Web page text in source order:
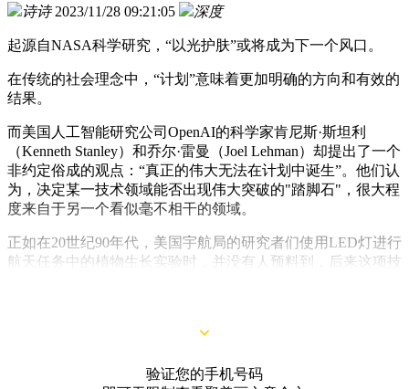
诗诗 2023/11/28 09:21:05 深度
起源自NASA科学研究，“以光护肤”或将成为下一个风口。
在传统的社会理念中，“计划”意味着更加明确的方向和有效的
结果。
而美国人工智能研究公司OpenAI的科学家肯尼斯·斯坦利
（Kenneth Stanley）和乔尔·雷曼（Joel Lehman）却提出了一个
非约定俗成的观点：“真正的伟大无法在计划中诞生”。他们认
为，决定某一技术领域能否出现伟大突破的"踏脚石"，很大程
度来自于另一个看似毫不相干的领域。
正如在20世纪90年代，美国宇航局的研究者们使用LED灯进行
航天任务中的植物生长实验时，并没有人预料到，后来这项技
验证您的手机号码